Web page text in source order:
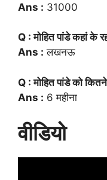
Ans : 31000
Q : मोहित पांडे कहां के
Ans : लखनऊ
Q : मोहित पांडे को
Ans : 6 महीना
वीडियो